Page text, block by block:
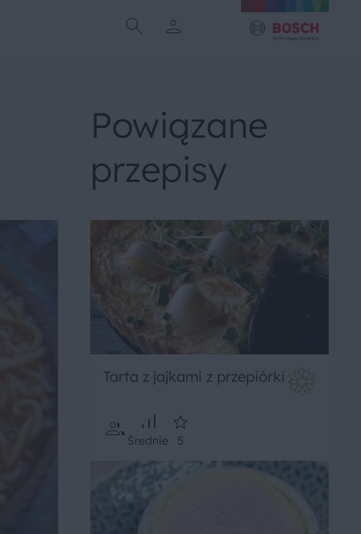
Powiązane
przepisy
Tarta z jajkami z przepiórki
Średnie 5